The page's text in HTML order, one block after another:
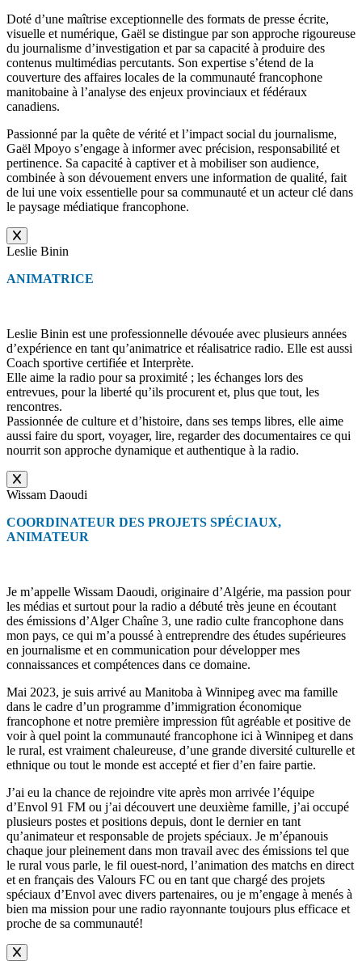
Doté d’une maîtrise exceptionnelle des formats de presse écrite,
visuelle et numérique, Gaël se distingue par son approche rigoureuse
du journalisme d’investigation et par sa capacité à produire des
contenus multimédias percutants. Son expertise s’étend de la
couverture des affaires locales de la communauté francophone
manitobaine à l’analyse des enjeux provinciaux et fédéraux
canadiens.
Passionné par la quête de vérité et l’impact social du journalisme,
Gaël Mpoyo s’engage à informer avec précision, responsabilité et
pertinence. Sa capacité à captiver et à mobiliser son audience,
combinée à son dévouement envers une information de qualité, fait
de lui une voix essentielle pour sa communauté et un acteur clé dans
le paysage médiatique francophone.
Leslie Binin
ANIMATRICE
Leslie Binin est une professionnelle dévouée avec plusieurs années
d’expérience en tant qu’animatrice et réalisatrice radio. Elle est aussi
Coach sportive certifiée et Interprète.
Elle aime la radio pour sa proximité ; les échanges lors des
entrevues, pour la liberté qu’ils procurent et, plus que tout, les
rencontres.
Passionnée de culture et d’histoire, dans ses temps libres, elle aime
aussi faire du sport, voyager, lire, regarder des documentaires ce qui
nourrit son approche dynamique et authentique à la radio.
Wissam Daoudi
COORDINATEUR DES PROJETS SPÉCIAUX,
ANIMATEUR
Je m’appelle Wissam Daoudi, originaire d’Algérie, ma passion pour
les médias et surtout pour la radio a débuté très jeune en écoutant
des émissions d’Alger Chaîne 3, une radio culte francophone dans
mon pays, ce qui m’a poussé à entreprendre des études supérieures
en journalisme et en communication pour développer mes
connaissances et compétences dans ce domaine.
Mai 2023, je suis arrivé au Manitoba à Winnipeg avec ma famille
dans le cadre d’un programme d’immigration économique
francophone et notre première impression fût agréable et positive de
voir à quel point la communauté francophone ici à Winnipeg et dans
le rural, est vraiment chaleureuse, d’une grande diversité culturelle et
ethnique ou tout le monde est accepté et fier d’en faire partie.
J’ai eu la chance de rejoindre vite après mon arrivée l’équipe
d’Envol 91 FM ou j’ai découvert une deuxième famille, j’ai occupé
plusieurs postes et positions depuis, dont le dernier en tant
qu’animateur et responsable de projets spéciaux. Je m’épanouis
chaque jour pleinement dans mon travail avec des émissions tel que
le rural vous parle, le fil ouest-nord, l’animation des matchs en direct
et en français des Valours FC ou en tant que chargé des projets
spéciaux d’Envol avec divers partenaires, ou je m’engage à menés à
bien ma mission pour une radio rayonnante toujours plus efficace et
proche de sa communauté!